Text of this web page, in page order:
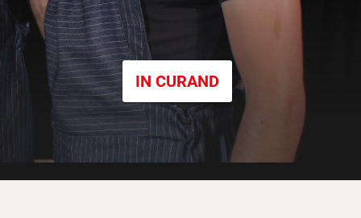
IN CURAND